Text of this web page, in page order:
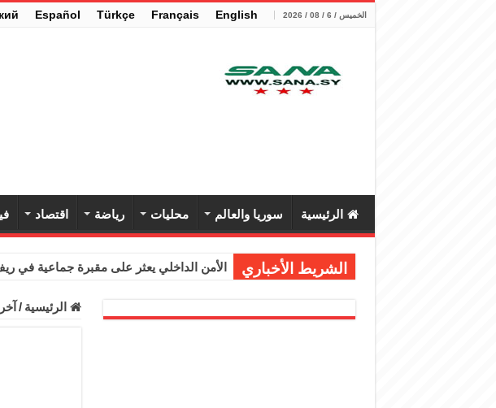
الخميس / 6 / 08 / 2026 English
Français
Türkçe
Español
الرئيسية سوريا والعالم محليات رياضة اقتصاد
الشريط الأخباري الأمن الداخلي يعثر على مقبرة جماعية في ريف
برنية: مرسوم بإعفاء مستهلكي الكهرباء
الرئيسية /